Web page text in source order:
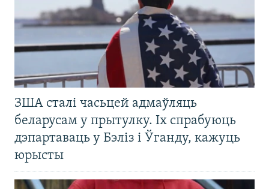
ЗША сталі часьцей адмаўляць
беларусам у прытулку. Іх спрабуюць
дэпартаваць у Бэліз і Ўганду, кажуць
юрысты